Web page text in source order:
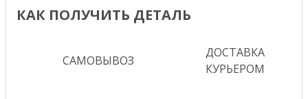
КАК ПОЛУЧИТЬ ДЕТАЛЬ
САМОВЫВОЗ
ДОСТАВКА
КУРЬЕРОМ